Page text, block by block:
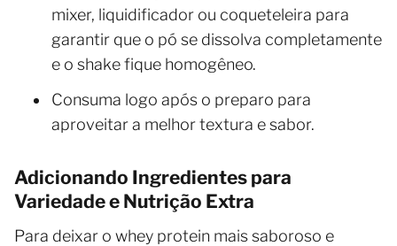
mixer, liquidificador ou coqueteleira para
garantir que o pó se dissolva completamente
e o shake fique homogêneo.
Consuma logo após o preparo para
aproveitar a melhor textura e sabor.
Adicionando Ingredientes para
Variedade e Nutrição Extra
Para deixar o whey protein mais saboroso e